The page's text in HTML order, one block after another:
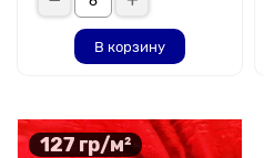
В корзину
127 гр/м²